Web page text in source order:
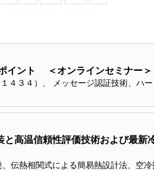
イント ＜オンラインセミナー＞
４３４）、 メッセージ認証技術、ハ
高温信頼性評価技術および最新
伝熱相関式による簡易熱設計法、空